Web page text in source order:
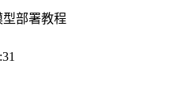
型部署教程